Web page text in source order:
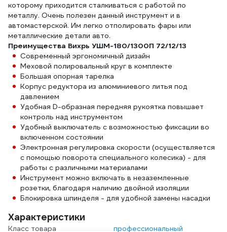
которому приходится сталкиваться с работой по
металлу. Очень полезен данный инструмент и в
автомастерской. Им легко отполировать фары или
металлические детали авто.
Преимущества Вихрь УШМ-180/1300П 72/12/13
Современный эргономичный дизайн
Меховой полировальный круг в комплекте
Большая опорная тарелка
Корпус редуктора из алюминиевого литья под
давлением
Удобная D-образная передняя рукоятка повышает
контроль над инструментом
Удобный выключатель с возможностью фиксации во
включенном состоянии
Электронная регулировка скорости (осуществляется
с помощью поворота специального колесика) - для
работы с различными материалами
Инструмент можно включать в незаземленные
розетки, благодаря наличию двойной изоляции
Блокировка шпинделя - для удобной замены насадки
Характеристики
Класс товара
профессиональный